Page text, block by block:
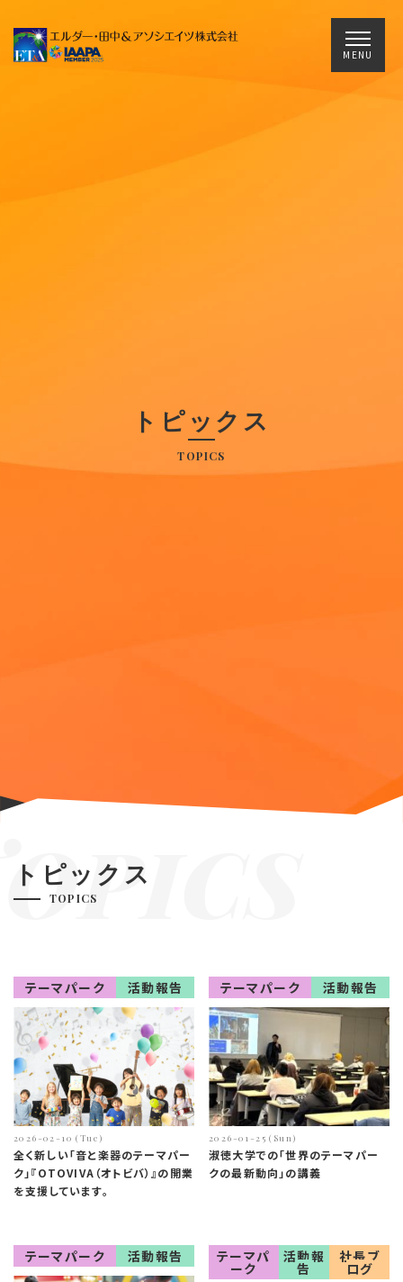
Main Navigation MENU
トピックス
TOPICS
トピックス
TOPICS
テーマパーク 活動報告
2026-02-10 (Tue)
全く新しい「音と楽器のテーマパー
ク」『OTOVIVA（オトビバ）』の開業
を支援しています。
テーマパーク 活動報告
2026-01-25 (Sun)
淑徳大学での「世界のテーマパー
クの最新動向」の講義
テーマパーク 活動報告 テーマパ
ーク
活動報
告
社長ブ
ログ